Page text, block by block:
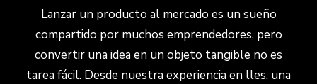
Lanzar un producto al mercado es un sueño
compartido por muchos emprendedores, pero
convertir una idea en un objeto tangible no es
tarea fácil. Desde nuestra experiencia en lles, una